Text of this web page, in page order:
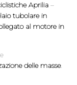
Aprilia –
tubolare in
al motore in
e
delle masse.